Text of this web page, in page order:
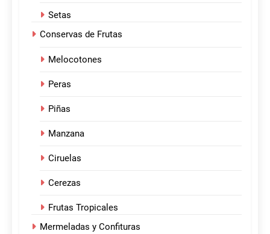
Setas
Conservas de Frutas
Melocotones
Peras
Piñas
Manzana
Ciruelas
Cerezas
Frutas Tropicales
Mermeladas y Confituras